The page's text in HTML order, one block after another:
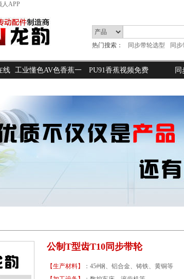
APP
热门搜索：
同步带轮选型 同
线 工业懂色AV色香蕉一 PU91香蕉视频免费
公制T型齿T10同步带轮
【生产材料】
：45#钢、铝合金、铸铁、黄铜等